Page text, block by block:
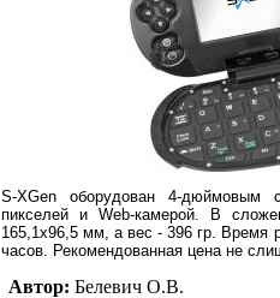
S-XGen оборудован 4-дюймовым
пикселей и Web-камерой. В
165,1х96,5 мм, а вес - 396 гр. Время
часов. Рекомендованная цена не
Автор: Белевич О.В.